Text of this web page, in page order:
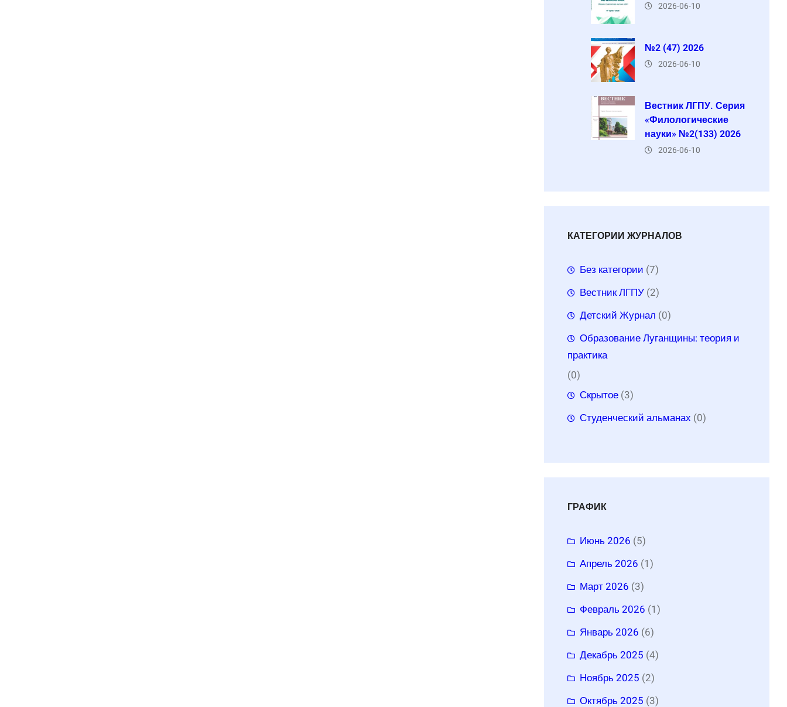
2026-06-10
№2 (47) 2026
2026-06-10
Вестник ЛГПУ. Серия
«Филологические
науки» №2(133) 2026
2026-06-10
КАТЕГОРИИ ЖУРНАЛОВ
Без категории (7)
Вестник ЛГПУ(2)
Детский Журнал (0)
Образование Луганщины: теория и
практика
(0)
Скрытое(3)
Студенческий альманах (0)
ГРАФИК
Июнь 2026 (5)
Апрель 2026 (1)
Март 2026 (3)
Февраль 2026 (1)
Январь 2026 (6)
Декабрь 2025 (4)
Ноябрь 2025 (2)
Октябрь 2025 (3)